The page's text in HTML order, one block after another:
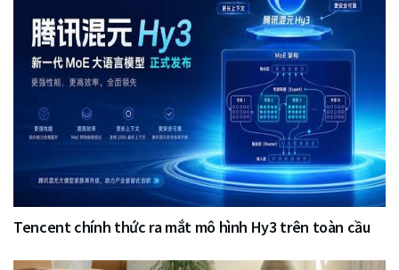
Tencent chính thức ra mắt mô hình Hy3 trên toàn cầu